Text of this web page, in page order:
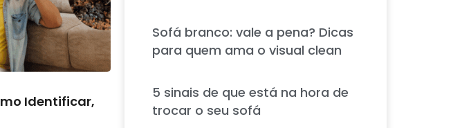
Identificar,
Sofá branco: vale a pena? Dicas
para quem ama o visual clean
5 sinais de que está na hora de
trocar o seu sofá